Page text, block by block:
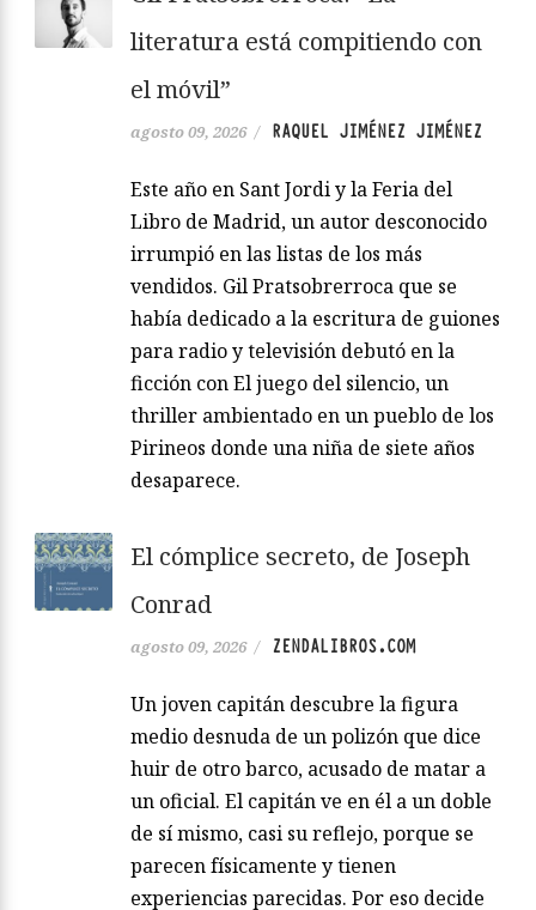
literatura está compitiendo con
el móvil”
agosto 09, 2026 / RAQUEL JIMÉNEZ JIMÉNEZ
Este año en Sant Jordi y la Feria del
Libro de Madrid, un autor desconocido
irrumpió en las listas de los más
vendidos. Gil Pratsobrerroca que se
había dedicado a la escritura de guiones
para radio y televisión debutó en la
ficción con El juego del silencio, un
thriller ambientado en un pueblo de los
Pirineos donde una niña de siete años
desaparece.
El cómplice secreto, de Joseph
Conrad
agosto 09, 2026 / ZENDALIBROS.COM
Un joven capitán descubre la figura
medio desnuda de un polizón que dice
huir de otro barco, acusado de matar a
un oficial. El capitán ve en él a un doble
de sí mismo, casi su reflejo, porque se
parecen físicamente y tienen
experiencias parecidas. Por eso decide